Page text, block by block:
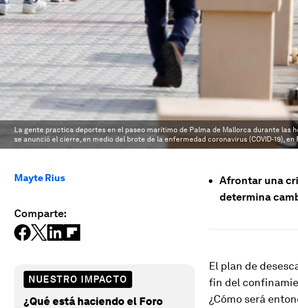
La gente practica deportes en el paseo marítimo de Palma de Mallorca durante las
se anunció el cierre, en medio del brote de la enfermedad coronavirus (COVID-19),
Mayte Rius
Comparte:
NUESTRO IMPACTO
¿Qué está haciendo el Foro
Afrontar una
determina
El plan de
fin del
¿Cómo será